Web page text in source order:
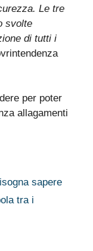
Le tre
svolte
di tutti i
per poter
allagamenti
sapere
tra i